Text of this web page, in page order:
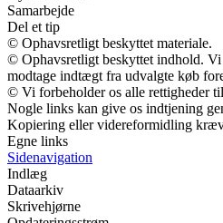
Samarbejde
Del et tip
© Ophavsretligt beskyttet materiale.
© Ophavsretligt beskyttet indhold.
modtage indtægt fra udvalgte køb
© Vi forbeholder os alle rettigheder
Nogle links kan give os indtjening
Kopiering eller videreformidling
Egne links
Sidenavigation
Indlæg
Dataarkiv
Skrivehjørne